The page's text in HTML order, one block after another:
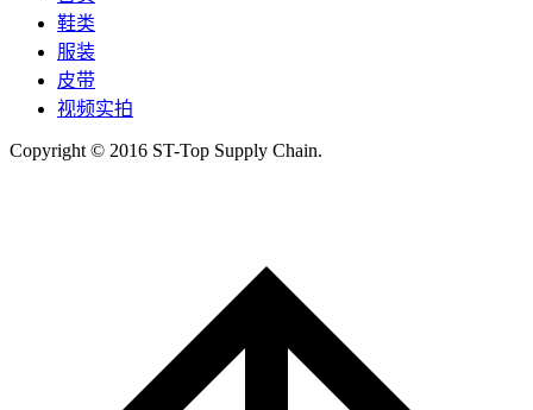
鞋类
服装
皮带
视频实拍
Copyright © 2016 ST-Top Supply Chain.